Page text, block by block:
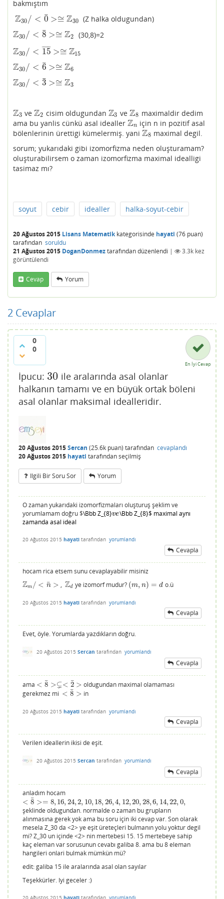
bakmıştım
Z30 / < 0
¯ >≅ Z30
Z30/< 0¯ >≅ Z30 (Z halka oldugundan)
Z30 / < 8
¯ >≅ Z2
Z30/< 8¯ >≅ Z2 (30,8)=2
Z30 / < 15
¯ ¯
¯¯¯ >≅ Z15
Z30/< 15 ¯>≅ Z15
Z30 / < 6
¯ >≅ Z6
Z30/< 6¯ >≅ Z6
Z30 / < 3
¯ >≅ Z3
Z30/< 3¯ >≅ Z3
Z3
Z3 ve Z2
Z2 cisim oldugundan Z3
Z3 ve Z8
Z8 maximaldir dedim
ama bu yanlis cünkü asal idealler Zn
Zn için n in pozitif asal
bölenlerinin ürettigi kümelermiş. yani Z8
Z8 maximal degil.
sorum; yukarıdaki gibi izomorfizma neden oluşturamam?
oluşturabilirsem o zaman izomorfizma maximal idealligi
tasimaz mı?
soyut cebir idealler halka-soyut-cebir
20 Ağustos 2015 Lisans Matematikkategorisinde hayati (76 puan)
tarafından soruldu
21 Ağustos 2015 DoganDonmeztarafındandüzenlendi | 3.3k kez
görüntülendi
Cevap Yorum
2 Cevaplar
0
0
En İyi Cevap
İpucu: 30
30 ile aralarında asal olanlar
halkanın tamamı ve en büyük ortak böleni
asal olanlar maksimal idealleridir.
20 Ağustos 2015Sercan (25.6k puan) tarafından cevaplandı
20 Ağustos 2015 hayati tarafındanseçilmiş
Ilgili Bir Soru Sor Yorum
O zaman yukarıdaki izomorfizmaları oluşturuş şeklim ve
yorumlamam doğru $\Bbb Z_{8}ve
ve\Bbb Z_{8}$ maximal aynı
zamanda asal ideal
20 Ağustos 2015 hayati tarafından yorumlandı
Cevapla
hocam rica etsem sunu cevaplayabilir misiniz
Zm / < n
¯ >
Zm/< n¯ > ,Zd
Zd ye izomorf mudur? (m, n) = d
(m,n )=d o.ü
20 Ağustos 2015 hayati tarafından yorumlandı
Cevapla
Evet, öyle. Yorumlarda yazdıkların doğru.
20 Ağustos 2015 Sercan tarafından yorumlandı
Cevapla
ama < 8
¯ >⊊< 2
¯ >
<8 ¯>⊊<2¯>
oldugundan maximal olamaması
gerekmez mi < 8
¯ >
<8 ¯> in
20 Ağustos 2015 hayati tarafından yorumlandı
Cevapla
Verilen ideallerin ikisi de eşit.
20 Ağustos 2015 Sercan tarafından yorumlandı
Cevapla
anladım hocam
< 8
¯ >= 8, 16, 24,2, 10, 18, 26,4, 12,20, 28,6, 14,22, 0,
<8 ¯>=8,16,24,2, 10,18, 26,4,12 ,20,28 6,14,22,0,
şeklinde oldugundan. normalde o zaman bu grupların
alınmasına gerek yok ama bu soru için iki cevap var. Son olarak
mesela Z_30 da <2> ye eşit üreteçleri bulmanın yolu yoktur degil
mi? Z_30 un içinde <2> nin mertebesi 15. 15 mertebeye sahip
kaç eleman var sorusunun cevabı galiba 8. ama bu 8 eleman
hangileri onlari bulmak mümkün mü?
edit: galiba 15 ile aralarında asal olan sayılar
Teşekkürler. Iyi geceler :)
20 Ağustos 2015 hayati tarafından yorumlandı